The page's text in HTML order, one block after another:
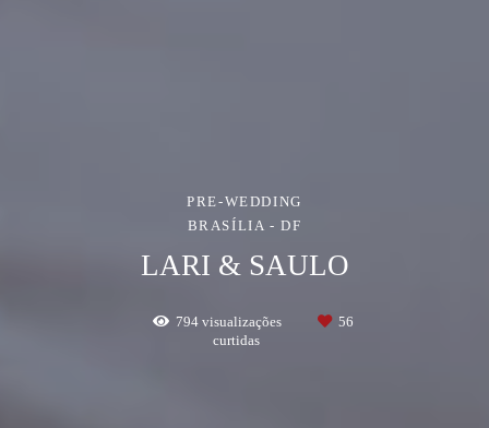
PRE-WEDDING
BRASÍLIA - DF
LARI & SAULO
794visualizações
56
curtidas